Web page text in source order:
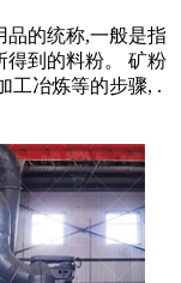
品的统称,一般是指
得到的料粉。 矿粉
工冶炼等的步骤, .